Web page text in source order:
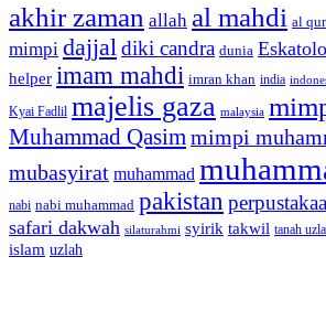
akhir zaman allah al mahdi al
mimpi dajjal diki candra dunia
helper imam mahdi imran khan india
Kyai Fadlil majelis gaza malaysia
Muhammad Qasim mimpi
mubasyirat muhammad
nabi nabi muhammad pakistan
safari dakwah silaturahmi syirik takwil tanah
islam uzlah